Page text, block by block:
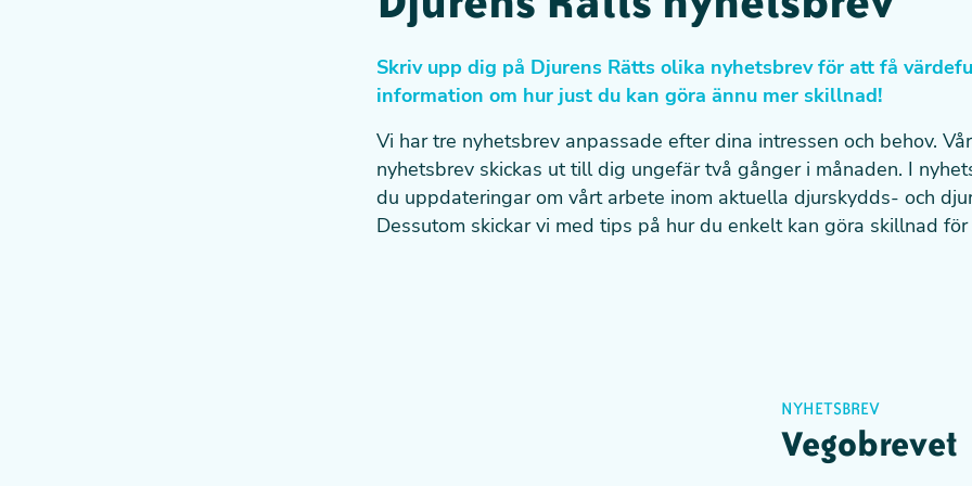
Skriv upp dig på Djurens Rätts olika nyhetsbrev för att få
information om hur just du kan göra ännu mer skillnad!
Vi har tre nyhetsbrev anpassade efter dina intressen och behov.
nyhetsbrev skickas ut till dig ungefär två gånger i månaden. I
du uppdateringar om vårt arbete inom aktuella djurskydds- och
Dessutom skickar vi med tips på hur du enkelt kan göra skillnad
NYHETSBREV
Vegobrevet